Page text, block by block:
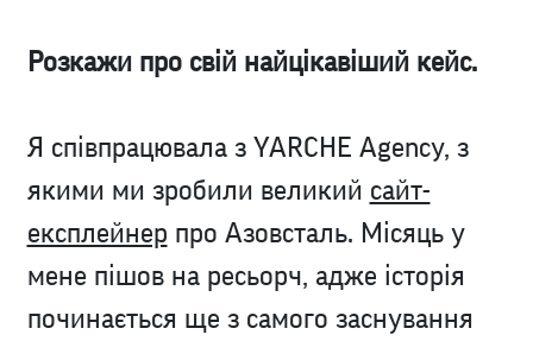
Розкажи про свій найцікавіший кейс.
Я співпрацювала з YARCHE Agency, з
якими ми зробили великий сайт-
експлейнер про Азовсталь. Місяць у
мене пішов на ресьорч, адже історія
починається ще з самого заснування